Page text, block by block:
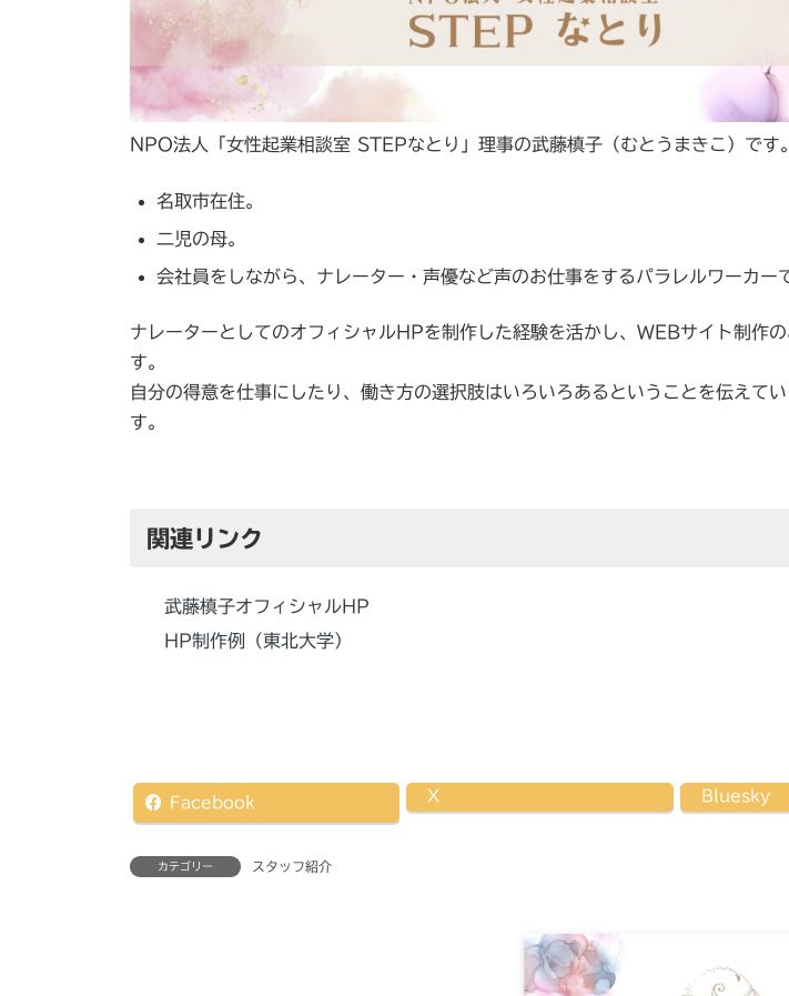
NPO法人「女性起業相談室 STEPなとり」理事の武藤槙子（むとうまきこ）です。
名取市在住。
二児の母。
会社員をしながら、ナレーター・声優など声のお仕事をするパラレルワーカー
ナレーターとしてのオフィシャルHPを制作した経験を活かし、WEBサイト制作
す。
自分の得意を仕事にしたり、働き方の選択肢はいろいろあるということを伝えて
す。
関連リンク
武藤槙子オフィシャルHP
HP制作例（東北大学）
Facebook X Bluesky
カテゴリー スタッフ紹介